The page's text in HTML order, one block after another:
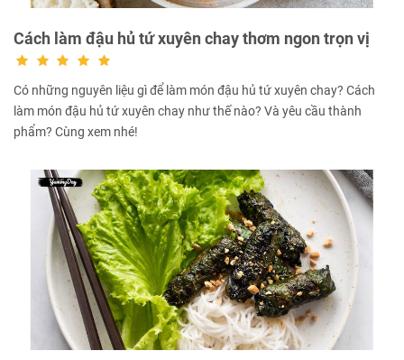
Cách làm đậu hủ tứ xuyên chay thơm ngon trọn vị
Có những nguyên liệu gì để làm món đậu hủ tứ xuyên chay? Cách
làm món đậu hủ tứ xuyên chay như thế nào? Và yêu cầu thành
phẩm? Cùng xem nhé!